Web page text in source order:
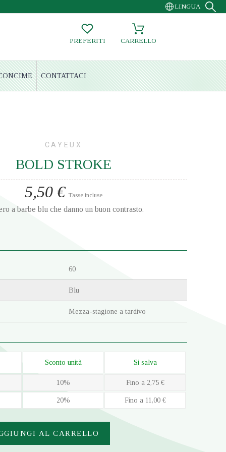
LINGUA
PREFERITI CARRELLO
CONTATTACI
CAYEUX
BOLD STROKE
5,50 € Tasse incluse
a barbe blu che danno un buon contrasto.
60
Blu
Mezza-stagione a tardivo
Sconto unità Si salva
10% Fino a 2,75 €
20% Fino a 11,00 €
AL CARRELLO